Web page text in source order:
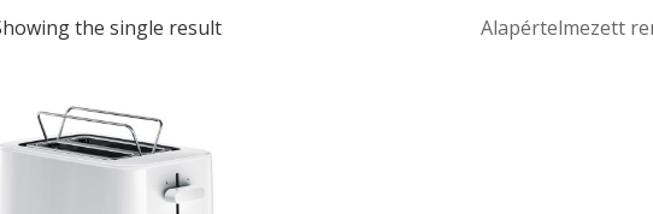
the single result